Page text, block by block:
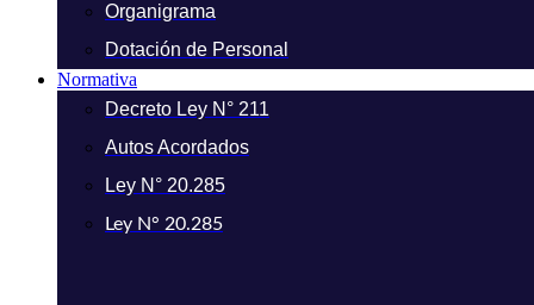
Organigrama
Dotación de Personal
Normativa
Decreto Ley N° 211
Autos Acordados
Ley N° 20.285
Ley N° 20.285